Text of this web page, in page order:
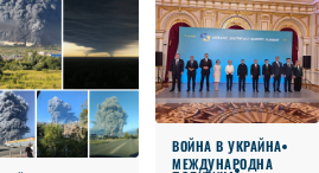
ВОЙНА В УКРАЙНА
МЕЖДУНАРОДНА